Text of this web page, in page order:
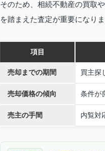
そのため、相続不動産の買取
を踏まえた査定が重要になりま
項目
売却までの期間 買主探
売却価格の傾向 条件が
売主の手間 内覧対